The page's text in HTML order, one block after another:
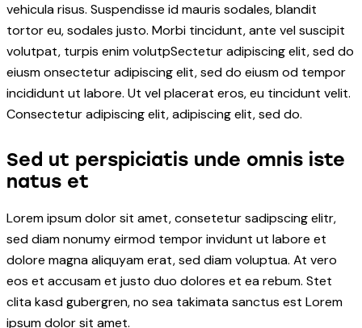
vehicula risus. Suspendisse id mauris sodales, blandit
tortor eu, sodales justo. Morbi tincidunt, ante vel suscipit
volutpat, turpis enim volutpSectetur adipiscing elit, sed do
eiusm onsectetur adipiscing elit, sed do eiusm od tempor
incididunt ut labore. Ut vel placerat eros, eu tincidunt velit.
Consectetur adipiscing elit, adipiscing elit, sed do.
Sed ut perspiciatis unde omnis iste
natus et
Lorem ipsum dolor sit amet, consetetur sadipscing elitr,
sed diam nonumy eirmod tempor invidunt ut labore et
dolore magna aliquyam erat, sed diam voluptua. At vero
eos et accusam et justo duo dolores et ea rebum. Stet
clita kasd gubergren, no sea takimata sanctus est Lorem
ipsum dolor sit amet.